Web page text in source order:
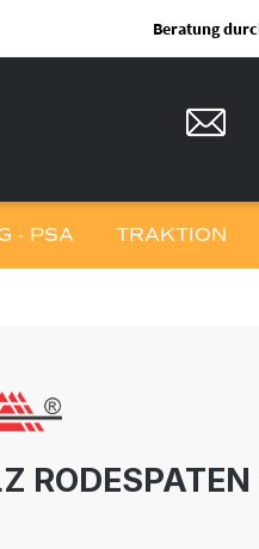
Beratung
- PSA TRAKTION